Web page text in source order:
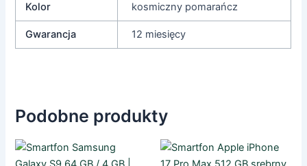
Kolor kosmiczny pomarańcz
Gwarancja 12 miesięcy
Podobne produkty